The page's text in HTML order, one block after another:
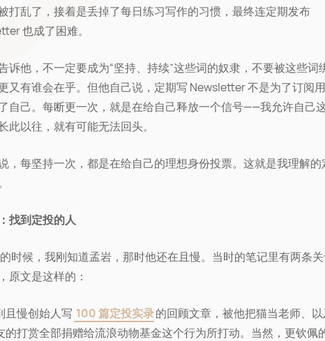
打乱了，接着是丢掉了每日练习写作的习惯，最终连定期发布
也成了困难。
诉他，不一定要成为“坚持、持续”这些词的奴隶，不要被这些词
又有谁会在乎。但他自己说，定期写 Newsletter 不是为了订阅用
自己。每断更一次，就是在给自己释放一个信号——我允许自己
此以往，就有可能无法回头。
，每坚持一次，都是在给自己的理想身份投票。这就是我理解的
找到定投的人
时候，我刚知道孟岩，那时他还在且慢。当时的笔记里有两条
原文是这样的：
且慢创始人写 100 篇定投实录的回顾文章，被他把猫当老师、
的打赏全部捐赠给流浪动物基金这个行为所打动。当然，更钦佩